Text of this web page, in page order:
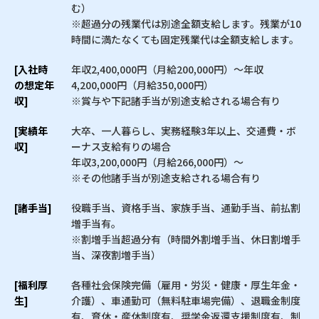
む）
※超過分の残業代は別途全額支給します。残業が10
時間に満たなくても固定残業代は全額支給します。
[入社時
の想定年
収]
年収2,400,000円（月給200,000円）〜年収
4,200,000円（月給350,000円）
※賞与や下記諸手当が別途支給される場合有り
[実績年
収]
大卒、一人暮らし、実務経験3年以上、交通費・ボ
ーナス支給有りの場合
年収3,200,000円（月給266,000円）〜
※その他諸手当が別途支給される場合有り
[諸手当]
役職手当、資格手当、家族手当、通勤手当、前払割
増手当有。
※割増手当超過分有（時間外割増手当、休日割増手
当、深夜割増手当）
[福利厚
生]
各種社会保険完備（雇用・労災・健康・厚生年金・
介護）、車通勤可（無料駐車場完備）、退職金制度
有、育休・産休制度有、奨学金返還支援制度有、制